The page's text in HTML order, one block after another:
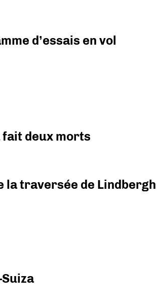
d’essais en vol
fait deux morts
la traversée de Lindbergh